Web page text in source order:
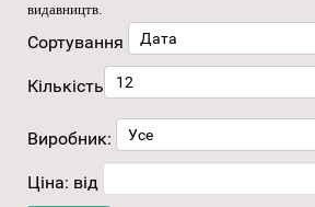
видавництв.
Сортування
Кількість
Виробник:
Ціна: від